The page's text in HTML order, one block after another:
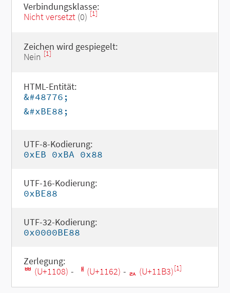
Verbindungsklasse:
Nicht versetzt(0) [1]
Zeichen wird gespiegelt:
Nein [1]
HTML-Entität:
&#48776;
&#xBE88;
UTF-8-Kodierung:
0xEB 0xBA 0x88
UTF-16-Kodierung:
0xBE88
UTF-32-Kodierung:
0x0000BE88
Zerlegung:
ᄈ (U+1108) - ᅢ (U+1162) - ᆳ (U+11B3)[1]